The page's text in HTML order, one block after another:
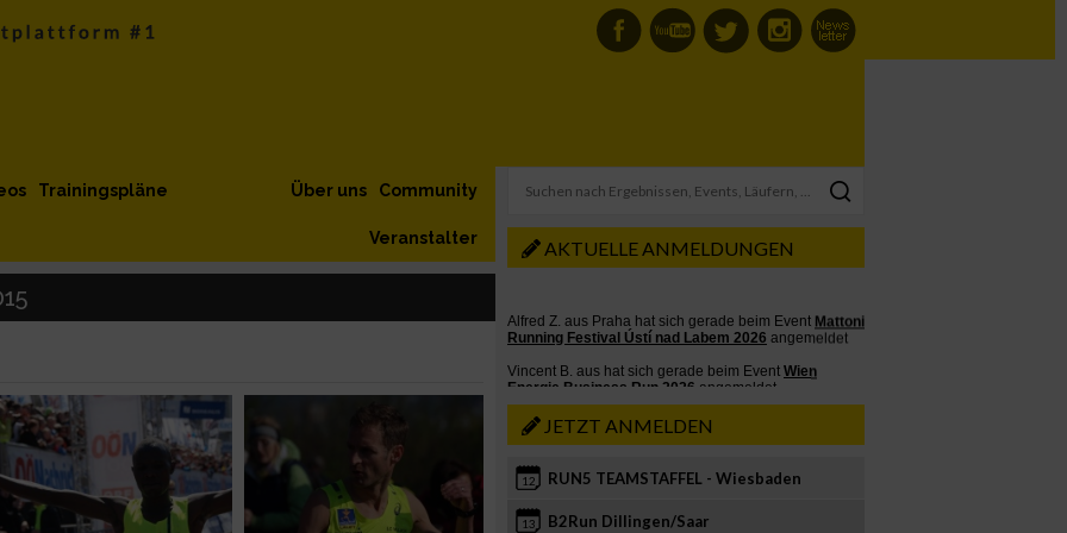
Trainingspläne Community
Über uns
Veranstalter AKTUELLE ANMELDUNGEN
JETZT ANMELDEN
12 RUN5 TEAMSTAFFEL - Wiesbaden
13 B2Run Dillingen/Saar